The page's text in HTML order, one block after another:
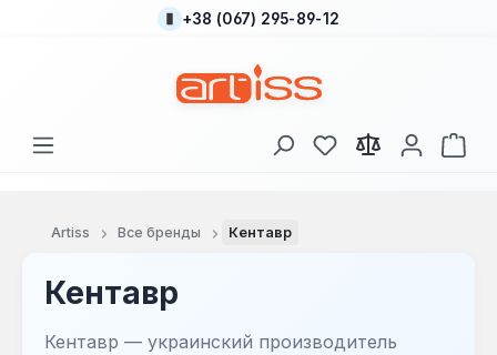
Перейти к основному содержанию
+38 (067) 295-89-12
У вас есть товары
В
Artiss Все бренды Кентавр
Кентавр
Кентавр — украинский производитель